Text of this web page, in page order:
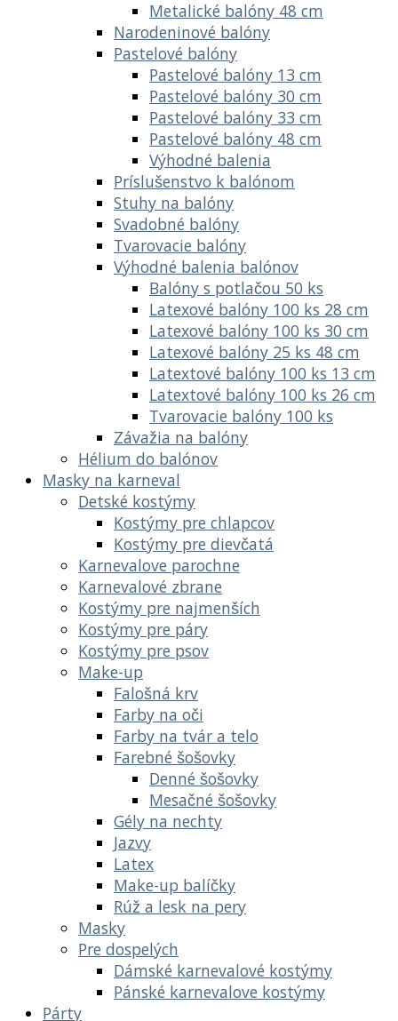
Metalické balóny 48 cm
Narodeninové balóny
Pastelové balóny
Pastelové balóny 13 cm
Pastelové balóny 30 cm
Pastelové balóny 33 cm
Pastelové balóny 48 cm
Výhodné balenia
Príslušenstvo k balónom
Stuhy na balóny
Svadobné balóny
Tvarovacie balóny
Výhodné balenia balónov
Balóny s potlačou 50 ks
Latexové balóny 100 ks 28 cm
Latexové balóny 100 ks 30 cm
Latexové balóny 25 ks 48 cm
Latextové balóny 100 ks 13 cm
Latextové balóny 100 ks 26 cm
Tvarovacie balóny 100 ks
Závažia na balóny
Hélium do balónov
Masky na karneval
Detské kostýmy
Kostýmy pre chlapcov
Kostýmy pre dievčatá
Karnevalove parochne
Karnevalové zbrane
Kostýmy pre najmenších
Kostýmy pre páry
Kostýmy pre psov
Make-up
Falošná krv
Farby na oči
Farby na tvár a telo
Farebné šošovky
Denné šošovky
Mesačné šošovky
Gély na nechty
Jazvy
Latex
Make-up balíčky
Rúž a lesk na pery
Masky
Pre dospelých
Dámské karnevalové kostýmy
Pánské karnevalove kostýmy
Párty